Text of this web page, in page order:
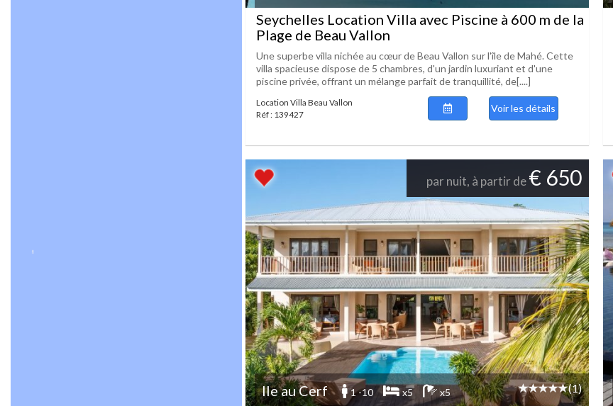
Seychelles Location Villa avec Piscine à 600 m de la
Plage de Beau Vallon
Une superbe villa nichée au cœur de Beau Vallon sur l'île de Mahé. Cette
villa spacieuse dispose de 5 chambres, d'un jardin luxuriant et d'une
piscine privée, offrant un mélange parfait de tranquillité, de[....]
Location Villa Beau Vallon
Réf : 139427
Voir les détails
par nuit, à partir de€ 650
Ile au Cerf 1 -10 x5 x5 (1)